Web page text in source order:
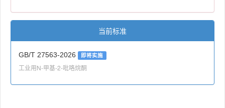
当前标准
GB/T 27563-2026 即将实施
工业用N-甲基-2-吡咯烷酮